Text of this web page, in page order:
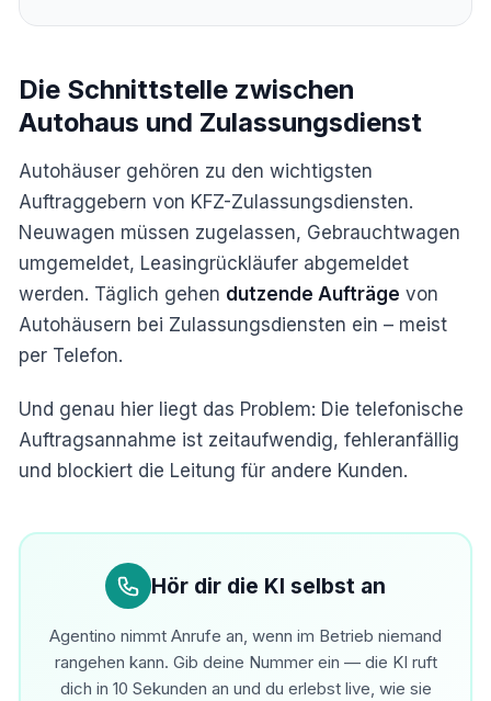
Die Schnittstelle zwischen
Autohaus und Zulassungsdienst
Autohäuser gehören zu den wichtigsten
Auftraggebern von KFZ-Zulassungsdiensten.
Neuwagen müssen zugelassen, Gebrauchtwagen
umgemeldet, Leasingrückläufer abgemeldet
werden. Täglich gehen dutzende Aufträge von
Autohäusern bei Zulassungsdiensten ein – meist
per Telefon.
Und genau hier liegt das Problem: Die telefonische
Auftragsannahme ist zeitaufwendig, fehleranfällig
und blockiert die Leitung für andere Kunden.
Hör dir die KI selbst an
Agentino nimmt Anrufe an, wenn im Betrieb niemand
rangehen kann. Gib deine Nummer ein — die KI ruft
dich in 10 Sekunden an und du erlebst live, wie sie